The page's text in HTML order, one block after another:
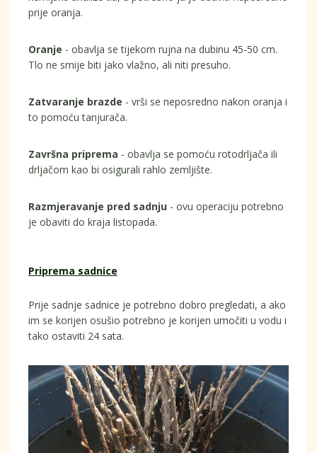
prije oranja.
Oranje - obavlja se tijekom rujna na dubinu 45-50 cm.
Tlo ne smije biti jako vlažno, ali niti presuho.
Zatvaranje brazde - vrši se neposredno nakon oranja i
to pomoću tanjurača.
Završna priprema - obavlja se pomoću rotodrljača ili
drljačom kao bi osigurali rahlo zemljište.
Razmjeravanje pred sadnju - ovu operaciju potrebno
je obaviti do kraja listopada.
Priprema sadnice
Prije sadnje sadnice je potrebno dobro pregledati, a ako
im se korijen osušio potrebno je korijen umočiti u vodu i
tako ostaviti 24 sata.